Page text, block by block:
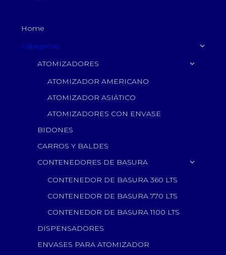
Home
Categorías
ATOMIZADORES
ATOMIZADOR AMERICANO
ATOMIZADOR ASIÁTICO
ATOMIZADORES CON ENVASE
BIDONES
CARROS Y BALDES
CONTENEDORES DE BASURA
CONTENEDOR DE BASURA 360 LTS
CONTENEDOR DE BASURA 770 LTS
CONTENEDOR DE BASURA 1100 LTS
DISPENSADORES
ENVASES PARA ATOMIZADOR